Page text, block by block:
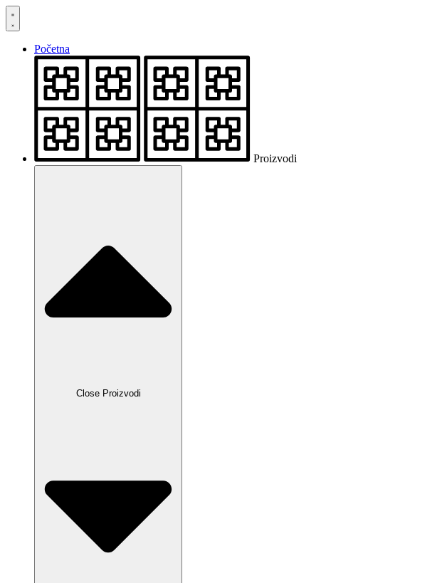
Skočite
na
Početna
Proizvodi
Close Proizvodi